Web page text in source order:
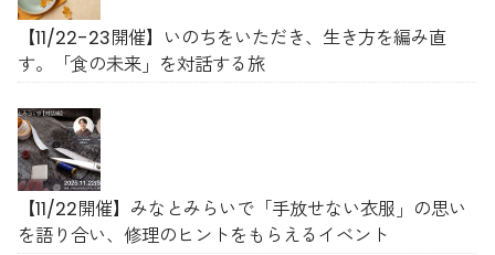
【11/22-23開催】いのちをいただき、生き方を編み直
す。「食の未来」を対話する旅
【11/22開催】みなとみらいで「手放せない衣服」の思い
を語り合い、修理のヒントをもらえるイベント